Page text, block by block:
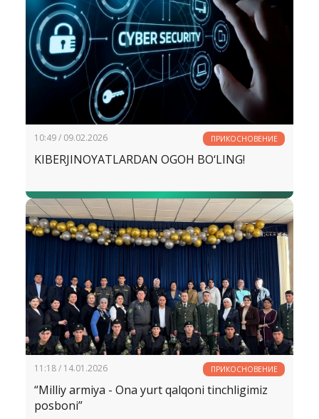
10:49 / 09.02.2026 ПРИКОСНОВЕНИЕ
KIBERJINOYATLARDAN OGOH BO‘LING!
11:18 / 14.01.2026 ПРИКОСНОВЕНИЕ
“Milliy armiya - Ona yurt qalqoni tinchligimiz
posboni”